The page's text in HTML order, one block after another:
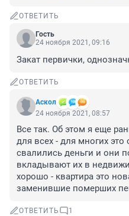
ОТВЕТИТЬ
Гость
24 ноября 2021, 09:16
Закат первички,
ОТВЕТИТЬ
Аскол
24 ноября 2021, 08:57
Все так. Об этом я еще
для всех - для многих
свалились деньги и они
вкладывают их в
хорошо - квартира это
заменившие померших
ОТВЕТИТЬ 1